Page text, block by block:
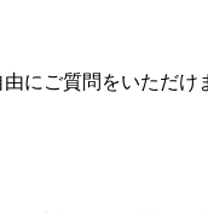
にご質問をいただけ